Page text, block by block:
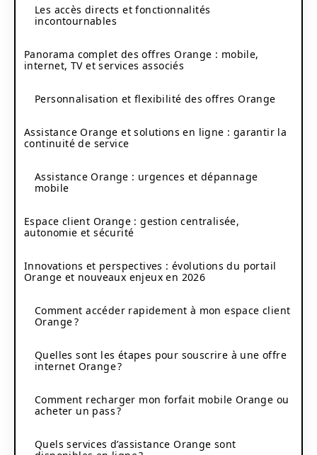
Les accès directs et fonctionnalités
incontournables
Panorama complet des offres Orange : mobile,
internet, TV et services associés
Personnalisation et flexibilité des offres Orange
Assistance Orange et solutions en ligne : garantir la
continuité de service
Assistance Orange : urgences et dépannage
mobile
Espace client Orange : gestion centralisée,
autonomie et sécurité
Innovations et perspectives : évolutions du portail
Orange et nouveaux enjeux en 2026
Comment accéder rapidement à mon espace client
Orange ?
Quelles sont les étapes pour souscrire à une offre
internet Orange ?
Comment recharger mon forfait mobile Orange ou
acheter un pass ?
Quels services d’assistance Orange sont